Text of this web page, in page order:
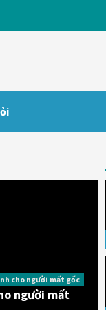
cho người mất gốc
người mất